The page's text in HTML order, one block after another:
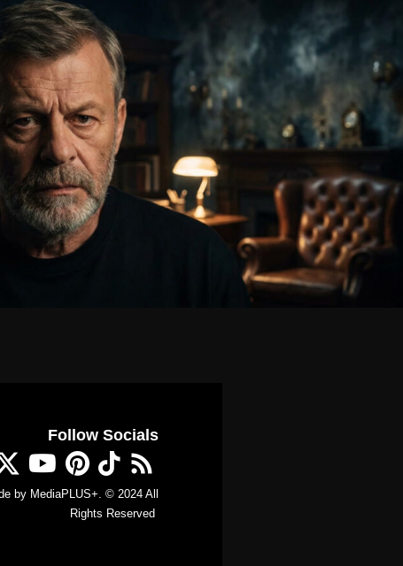
Follow Socials
by MediaPLUS+ . © 2024 All
Rights Reserved